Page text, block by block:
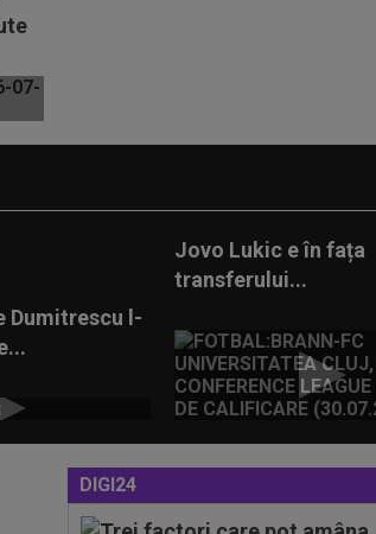
Dumitrescu l-
Jovo Lukic e în fața
transferului...
DIGI24